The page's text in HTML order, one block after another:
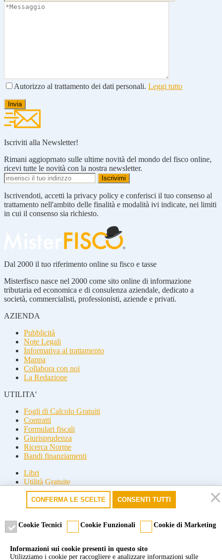
Autorizzo al trattamento dei dati personali. Leggi tutto
Iscriviti alla Newsletter!
Rimani aggioprnato sulle ultime novità del mondo del fisco online,
ricevi tutte le novità con la nostra newsletter.
Iscrivendoti, accetti la privacy policy e conferisci il tuo consenso al
trattamento nell'ambito delle finalità e modalità ivi indicate, nei limiti
in cui il consenso sia richiesto.
Dal 2000 il tuo riferimento online su fisco e tasse
Misterfisco nasce nel 2000 come sito online di informazione
tributaria ed economica e di consulenza aziendale, dedicato a
società, commercialisti, professionisti, aziende e privati.
AZIENDA
Pubblicità
Note Legali
Informativa al trattamento
Mappa
Collabora con noi
La Redazione
UTILITA'
Fogli di Calcolo Gratuiti
Contratti
Formulari fiscali
Giurisprudenza
Ricerca Norme
Bandi finanziamenti
Libri
Utilità Gratuite
Guide fiscali
Seguici
Seguici
riproduzione parziale.
CONFERMA LE SCELTE CONSENTI TUTTI
Cookie Tecnici Cookie Funzionali Cookie di Marketing
Informazioni sui cookie presenti in questo sito
Utilizziamo i cookie per raccogliere e analizzare informazioni sulle